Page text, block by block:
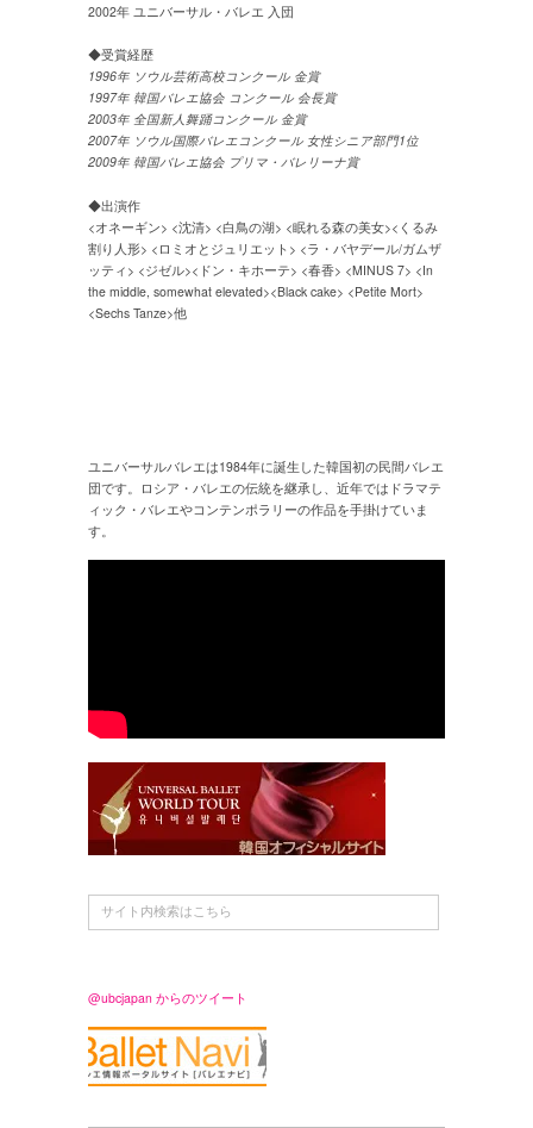
2002年 ユニバーサル・バレエ 入団
◆受賞経歴
1996年 ソウル芸術高校コンクール 金賞
1997年 韓国バレエ協会 コンクール 会長賞
2003年 全国新人舞踊コンクール 金賞
2007年 ソウル国際バレエコンクール 女性シニア部門1位
2009年 韓国バレエ協会 プリマ・バレリーナ賞
◆出演作
<オネーギン> <沈清> <白鳥の湖> <眠れる森の美女><くるみ
割り人形> <ロミオとジュリエット> <ラ・バヤデール/ガムザ
ッティ> <ジゼル><ドン・キホーテ> <春香> <MINUS 7> <In
the middle, somewhat elevated><Black cake> <Petite Mort>
<Sechs Tanze>他
ユニバーサルバレエは1984年に誕生した韓国初の民間バレエ
団です。ロシア・バレエの伝統を継承し、近年ではドラマテ
ィック・バレエやコンテンポラリーの作品を手掛けていま
す。
@ubcjapan からのツイート